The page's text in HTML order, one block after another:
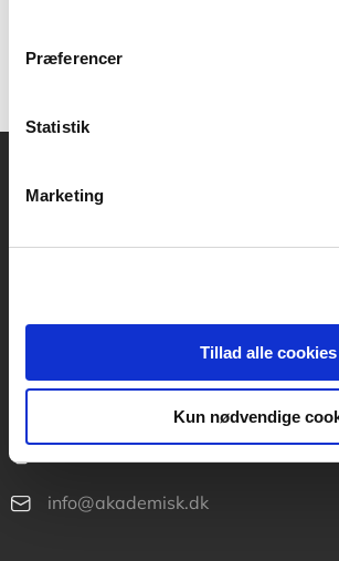
Præferencer
Statistik
Marketing
Tillad alle cookies
Kun nødvendige
Akademisk Forlag
Kontakt kundeservice
Mandag-fredag: kl. 10-15
info@akademisk.dk